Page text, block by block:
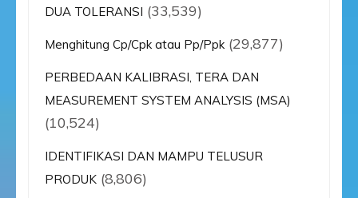
DUA TOLERANSI (33,539)
Menghitung Cp/Cpk atau Pp/Ppk (29,877)
PERBEDAAN KALIBRASI, TERA DAN
MEASUREMENT SYSTEM ANALYSIS (MSA)
(10,524)
IDENTIFIKASI DAN MAMPU TELUSUR
PRODUK (8,806)